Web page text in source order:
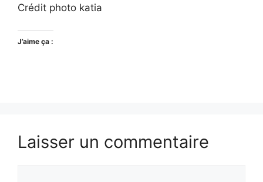
Crédit photo katia
J’aime ça :
Laisser un commentaire